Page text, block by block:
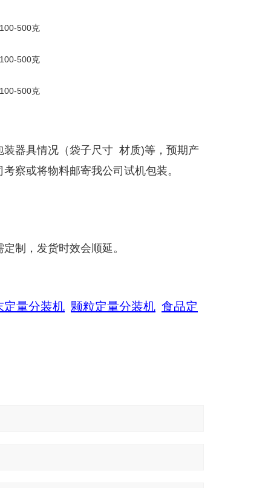
器具情况（袋子尺寸 材质)等，预期产
察或将物料邮寄我公司试机包装。
制，发货时效会顺延。
定量分装机 颗粒定量分装机 食品定